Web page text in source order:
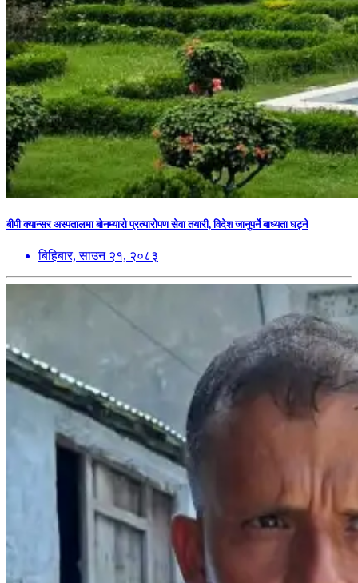
बीपी क्यान्सर अस्पतालमा बोनम्यारो प्रत्यारोपण सेवा तयारी, विदेश जानुपर्ने बाध्यता घट्ने
बिहिबार, साउन २१, २०८३